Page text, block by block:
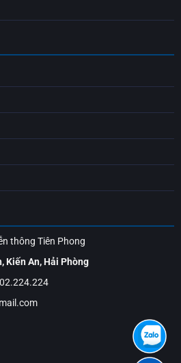
thông Tiên Phong
Kiến An, Hải Phòng